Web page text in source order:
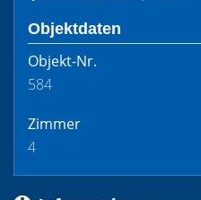
Objektdaten
Objekt-Nr.
584
Zimmer
4